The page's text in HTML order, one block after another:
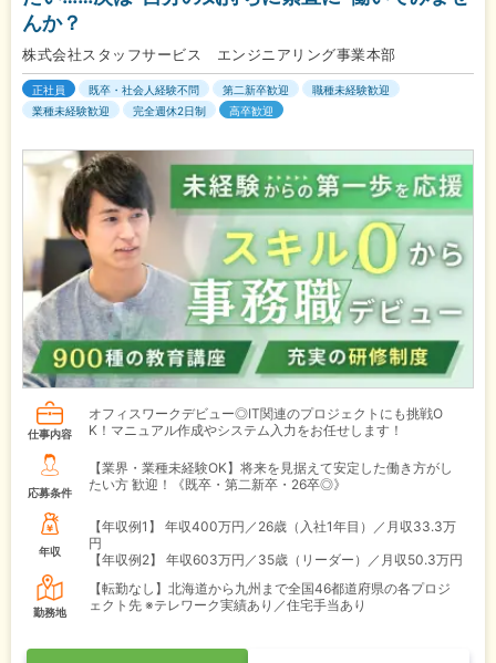
んか？
株式会社スタッフサービス エンジニアリング事業本部
正社員 既卒・社会人経験不問 第二新卒歓迎
職種未経験歓迎
業種未経験歓迎
完全週休2日制 高卒歓迎
仕事内容
オフィスワークデビュー◎IT関連のプロジェクトにも挑戦O
K！マニュアル作成やシステム入力をお任せします！
応募条件
【業界・業種未経験OK】将来を見据えて安定した働き方がし
たい方 歓迎！《既卒・第二新卒・26卒◎》
年収
【年収例1】
年収400万円／26歳（入社1年目）／月収33.3万
円
【年収例2】
年収603万円／35歳（リーダー）／月収50.3万円
勤務地
【転勤なし】北海道から九州まで全国46都道府県の各プロジ
ェクト先 ※テレワーク実績あり／住宅手当あり